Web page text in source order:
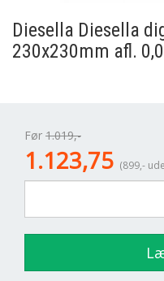
Diesella Diesella
230x230mm afl.
Før 1.019,-
1.123,75 (899,-